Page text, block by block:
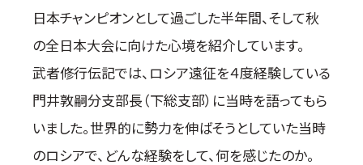
日本チャンピオンとして過ごした半年間、そして秋
の全日本大会に向けた心境を紹介しています。
武者修行伝記では、ロシア遠征を４度経験している
門井敦嗣分支部長（下総支部）に当時を語ってもら
いました。世界的に勢力を伸ばそうとしていた当時
のロシアで、どんな経験をして、何を感じたのか。